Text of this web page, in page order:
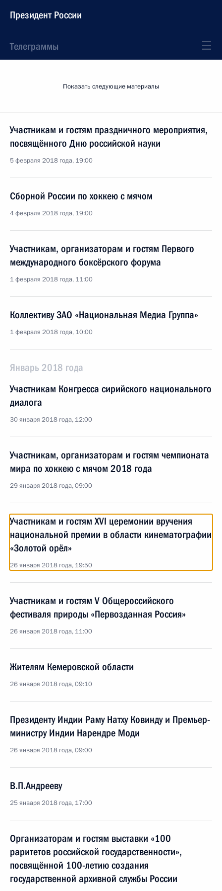
Президент России
Телеграммы
Показать следующие материалы
Участникам и гостям праздничного мероприятия,
посвящённого Дню российской науки
5 февраля 2018 года, 19:00
Сборной России по хоккею с мячом
4 февраля 2018 года, 19:00
Участникам, организаторам и гостям Первого
международного боксёрского форума
1 февраля 2018 года, 11:00
Коллективу ЗАО «Национальная Медиа Группа»
1 февраля 2018 года, 10:00
Январь 2018 года
Участникам Конгресса сирийского национального
диалога
30 января 2018 года, 12:00
Участникам, организаторам и гостям чемпионата
мира по хоккею с мячом 2018 года
29 января 2018 года, 09:00
Участникам и гостям XVI церемонии вручения
национальной премии в области кинематографии
«Золотой орёл»
26 января 2018 года, 19:50
Участникам и гостям V Общероссийского
фестиваля природы «Первозданная Россия»
26 января 2018 года, 11:00
Жителям Кемеровской области
26 января 2018 года, 09:10
Президенту Индии Раму Натху Ковинду и Премьер-
министру Индии Нарендре Моди
26 января 2018 года, 09:00
В.П.Андрееву
25 января 2018 года, 17:00
Организаторам и гостям выставки «100
раритетов российской государственности»,
посвящённой 100-летию создания
государственной архивной службы России